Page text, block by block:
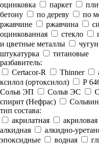
оцинковка
паркет
бетону
по дереву по
ржавчине
ржавчина
оцинкованная
стекло
и цветные металлы
чугун
штукатурка
титановые
разбавитель:
Certacor-R
Thinner
ксилол (ортоксилол)
Р
Сольв ЭП
Сольв ЭС
спирит (Нефрас)
Сольвин
тип состава:
акрилатная
акриловая
алкидная
алкидно-
эпоксидные
водная